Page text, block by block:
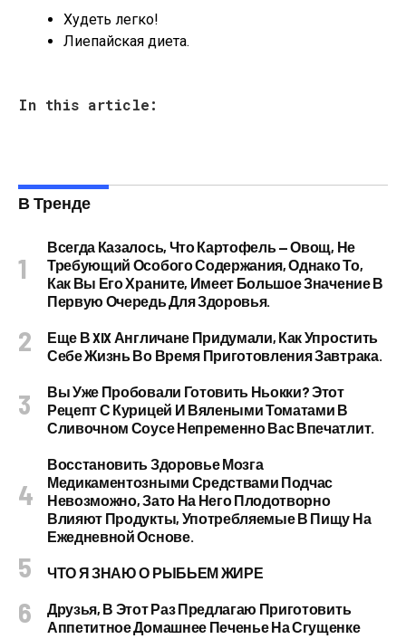
Худеть легко!
Лиепайская диета.
In this article:
В Тренде
Всегда Казалось, Что Картофель — Овощ, Не
Требующий Особого Содержания, Однако То,
Как Вы Его Храните, Имеет Большое Значение В
Первую Очередь Для Здоровья.
Еще В XIX Англичане Придумали, Как Упростить
Себе Жизнь Во Время Приготовления Завтрака.
Вы Уже Пробовали Готовить Ньокки? Этот
Рецепт С Курицей И Вялеными Томатами В
Сливочном Соусе Непременно Вас Впечатлит.
Восстановить Здоровье Мозга
Медикаментозными Средствами Подчас
Невозможно, Зато На Него Плодотворно
Влияют Продукты, Употребляемые В Пищу На
Ежедневной Основе.
ЧТО Я ЗНАЮ О РЫБЬЕМ ЖИРЕ
Друзья, В Этот Раз Предлагаю Приготовить
Аппетитное Домашнее Печенье На Сгущенке